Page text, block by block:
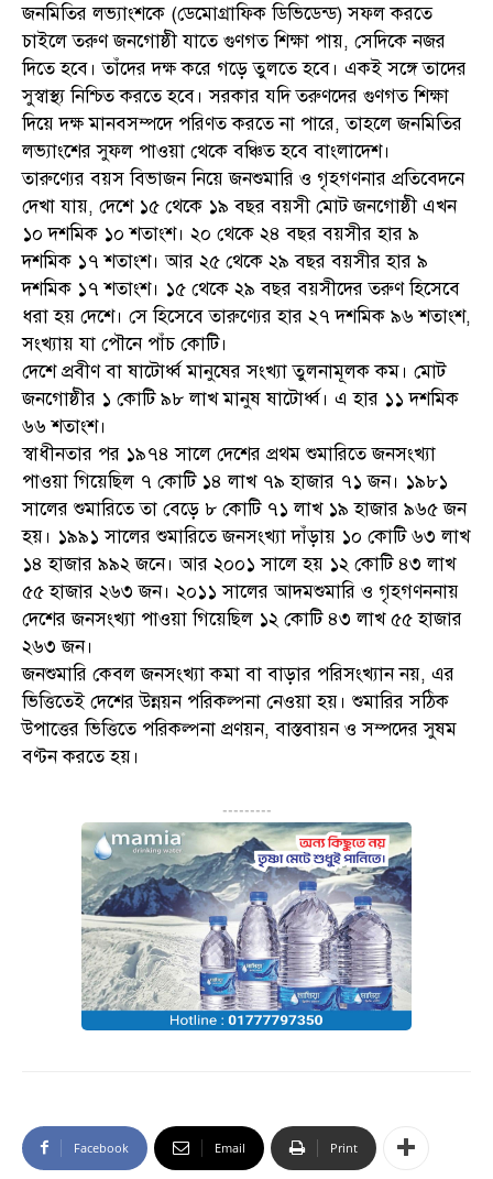
জনমিতির লভ্যাংশকে (ডেমোগ্রাফিক ডিভিডেন্ড) সফল করতে
চাইলে তরুণ জনগোষ্ঠী যাতে গুণগত শিক্ষা পায়, সেদিকে নজর
দিতে হবে। তাঁদের দক্ষ করে গড়ে তুলতে হবে। একই সঙ্গে তাদের
সুস্বাস্থ্য নিশ্চিত করতে হবে। সরকার যদি তরুণদের গুণগত শিক্ষা
দিয়ে দক্ষ মানবসম্পদে পরিণত করতে না পারে, তাহলে জনমিতির
লভ্যাংশের সুফল পাওয়া থেকে বঞ্চিত হবে বাংলাদেশ।
তারুণ্যের বয়স বিভাজন নিয়ে জনশুমারি ও গৃহগণনার প্রতিবেদনে
দেখা যায়, দেশে ১৫ থেকে ১৯ বছর বয়সী মোট জনগোষ্ঠী এখন
১০ দশমিক ১০ শতাংশ। ২০ থেকে ২৪ বছর বয়সীর হার ৯
দশমিক ১৭ শতাংশ। আর ২৫ থেকে ২৯ বছর বয়সীর হার ৯
দশমিক ১৭ শতাংশ। ১৫ থেকে ২৯ বছর বয়সীদের তরুণ হিসেবে
ধরা হয় দেশে। সে হিসেবে তারুণ্যের হার ২৭ দশমিক ৯৬ শতাংশ,
সংখ্যায় যা পৌনে পাঁচ কোটি।
দেশে প্রবীণ বা ষাটোর্ধ্ব মানুষের সংখ্যা তুলনামূলক কম। মোট
জনগোষ্ঠীর ১ কোটি ৯৮ লাখ মানুষ ষাটোর্ধ্ব। এ হার ১১ দশমিক
৬৬ শতাংশ।
স্বাধীনতার পর ১৯৭৪ সালে দেশের প্রথম শুমারিতে জনসংখ্যা
পাওয়া গিয়েছিল ৭ কোটি ১৪ লাখ ৭৯ হাজার ৭১ জন। ১৯৮১
সালের শুমারিতে তা বেড়ে ৮ কোটি ৭১ লাখ ১৯ হাজার ৯৬৫ জন
হয়। ১৯৯১ সালের শুমারিতে জনসংখ্যা দাঁড়ায় ১০ কোটি ৬৩ লাখ
১৪ হাজার ৯৯২ জনে। আর ২০০১ সালে হয় ১২ কোটি ৪৩ লাখ
৫৫ হাজার ২৬৩ জন। ২০১১ সালের আদমশুমারি ও গৃহগণননায়
দেশের জনসংখ্যা পাওয়া গিয়েছিল ১২ কোটি ৪৩ লাখ ৫৫ হাজার
২৬৩ জন।
জনশুমারি কেবল জনসংখ্যা কমা বা বাড়ার পরিসংখ্যান নয়, এর
ভিত্তিতেই দেশের উন্নয়ন পরিকল্পনা নেওয়া হয়। শুমারির সঠিক
উপাত্তের ভিত্তিতে পরিকল্পনা প্রণয়ন, বাস্তবায়ন ও সম্পদের সুষম
বণ্টন করতে হয়।
---------
Facebook Email Print